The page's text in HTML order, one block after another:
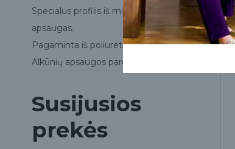
Specialus profilis iš minkštų putų užtikrina gerą
apsaugas.
Pagaminta iš poliuretano putų.
Alkūnių apsaugos parduodamos poromis.
Susijusios
prekės